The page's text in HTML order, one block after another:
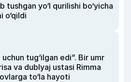
tushgan yo‘l qurilishi bo‘yicha
o‘qildi
tug‘ilgan edi”. Bir umr
va dublyaj ustasi Rimma
to‘la hayoti